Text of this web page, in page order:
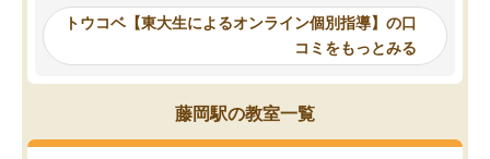
ーティングを行い、その講師で良いか
見てから講師を決定する事ができま
す。
うちの子は、初回面談の講師の方で決
いなのがあり(有料)、受
ことをどんなスケジュー
くか相談したのですが、
ち期待したものではなく
くなってきたようなので
トウコベ【東大生によるオンライン個別指導】の口
コミをもっとみる
藤岡駅の教室一覧